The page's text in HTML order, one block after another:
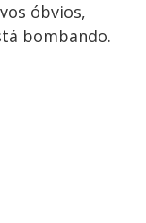
óbvios,
bombando.